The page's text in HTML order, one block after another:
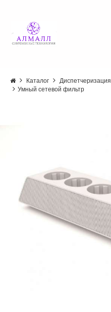
Каталог Диспетчеризация
Умный сетевой фильтр